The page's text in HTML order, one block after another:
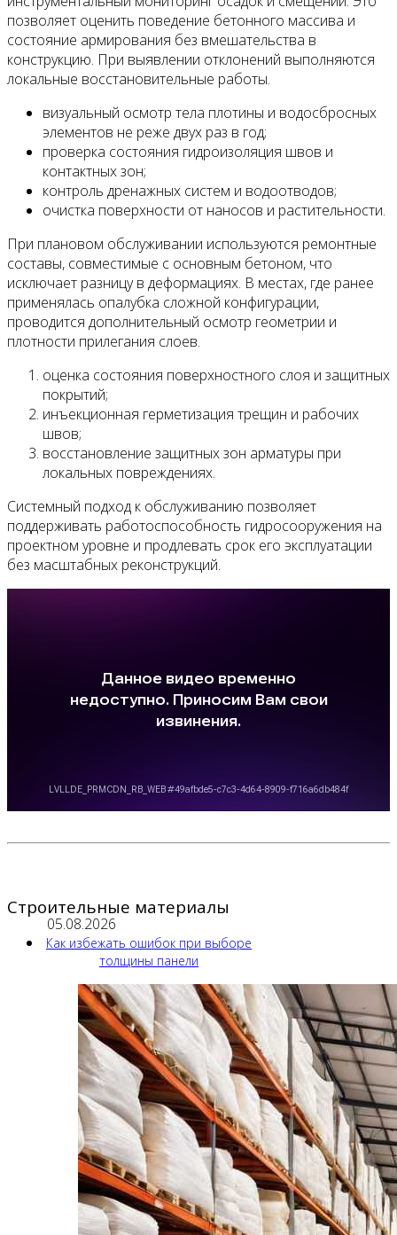
позволяет оценить поведение бетонного массива и
состояние армирования без вмешательства в
конструкцию. При выявлении отклонений выполняются
локальные восстановительные работы.
визуальный осмотр тела плотины и водосбросных
элементов не реже двух раз в год;
проверка состояния гидроизоляция швов и
контактных зон;
контроль дренажных систем и водоотводов;
очистка поверхности от наносов и растительности.
При плановом обслуживании используются ремонтные
составы, совместимые с основным бетоном, что
исключает разницу в деформациях. В местах, где ранее
применялась опалубка сложной конфигурации,
проводится дополнительный осмотр геометрии и
плотности прилегания слоев.
оценка состояния поверхностного слоя и защитных
покрытий;
инъекционная герметизация трещин и рабочих
швов;
восстановление защитных зон арматуры при
локальных повреждениях.
Системный подход к обслуживанию позволяет
поддерживать работоспособность гидросооружения на
проектном уровне и продлевать срок его эксплуатации
без масштабных реконструкций.
Строительные материалы
05.08.2026
Как избежать ошибок при выборе
толщины панели